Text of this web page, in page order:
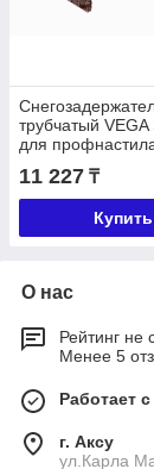
трубчатый
для
высоким
11 227 ₸
Купить
О нас
Рейтинг не
Менее 5
Работает
г. Аксу
ул.Карла